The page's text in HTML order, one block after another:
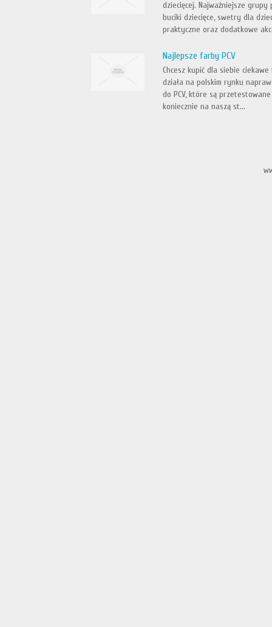
dziecięcej. Najważniejsze
buciki dziecięce, swetry dla
praktyczne oraz dodatkowe
Najlepsze farby PCV
Chcesz kupić dla siebie
działa na polskim rynku
do PCV, które są
koniecznie na naszą st...